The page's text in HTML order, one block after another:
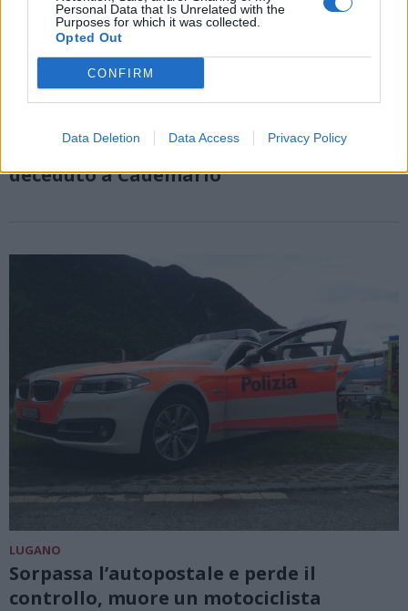
Personal Data that Is Unrelated with the
Purposes for which it was collected.
Opted Out
CONFIRM
Data Deletion Data Access Privacy Policy
E’ un italiano di 48 anni il motociclista
deceduto a Cademario
LUGANO
Sorpassa l’autopostale e perde il
controllo, muore un motociclista